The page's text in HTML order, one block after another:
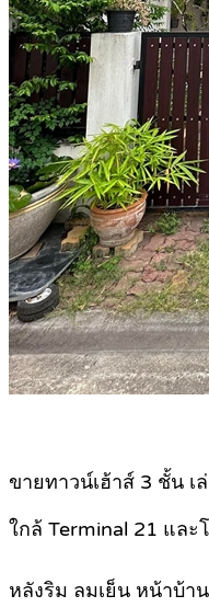
ขายทาวน์เฮ้าส์ 3 ชั้น เ
ใกล้ Terminal 21 และ
หลังริม ลมเย็น หน้าบ้า